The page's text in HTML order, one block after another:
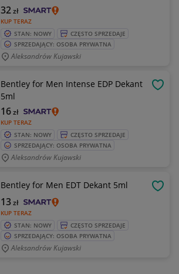
KUP TERAZ
32zł
STAN: NOWY
CZĘSTO SPRZEDAJE
SPRZEDAJĄCY: OSOBA PRYWATNA
Aleksandrów Kujawski
Bentley for Men Intense EDP Dekant
5ml
KUP TERAZ
16zł
STAN: NOWY
CZĘSTO SPRZEDAJE
SPRZEDAJĄCY: OSOBA PRYWATNA
Aleksandrów Kujawski
Bentley for Men EDT Dekant 5ml
KUP TERAZ
13zł
STAN: NOWY
CZĘSTO SPRZEDAJE
SPRZEDAJĄCY: OSOBA PRYWATNA
Aleksandrów Kujawski